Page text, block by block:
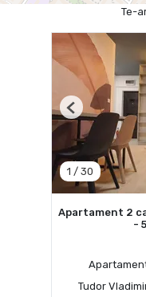
Te-
1 / 30
Previous
Apartament 2
-
Tudor